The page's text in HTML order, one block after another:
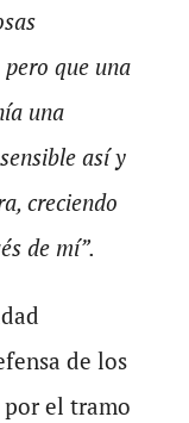
que una
una
así y
creciendo
de mí”.
de los
por el tramo